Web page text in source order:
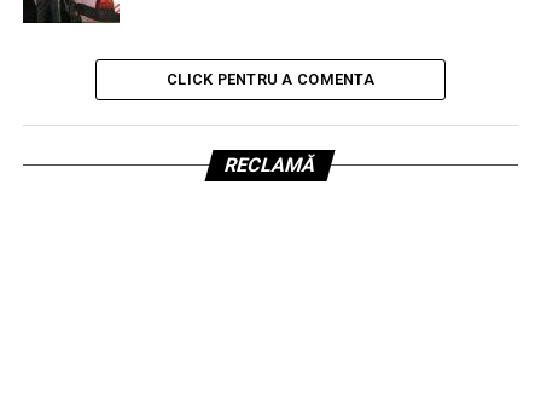
CLICK PENTRU A COMENTA
RECLAMĂ